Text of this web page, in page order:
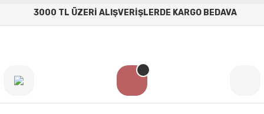
3000 TL ÜZERİ ALIŞVERİŞLERDE KARGO BEDAVA